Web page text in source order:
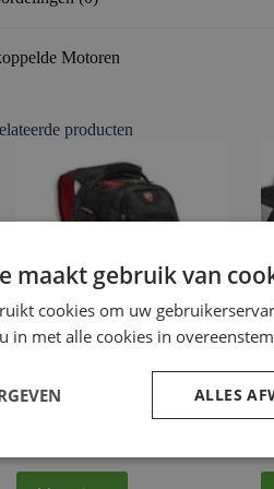
Motoren
producten
Ducati Redline B3 Rugzak
€
maakt gebruik van
cookies om uw
in met alle cookies in
ALLES